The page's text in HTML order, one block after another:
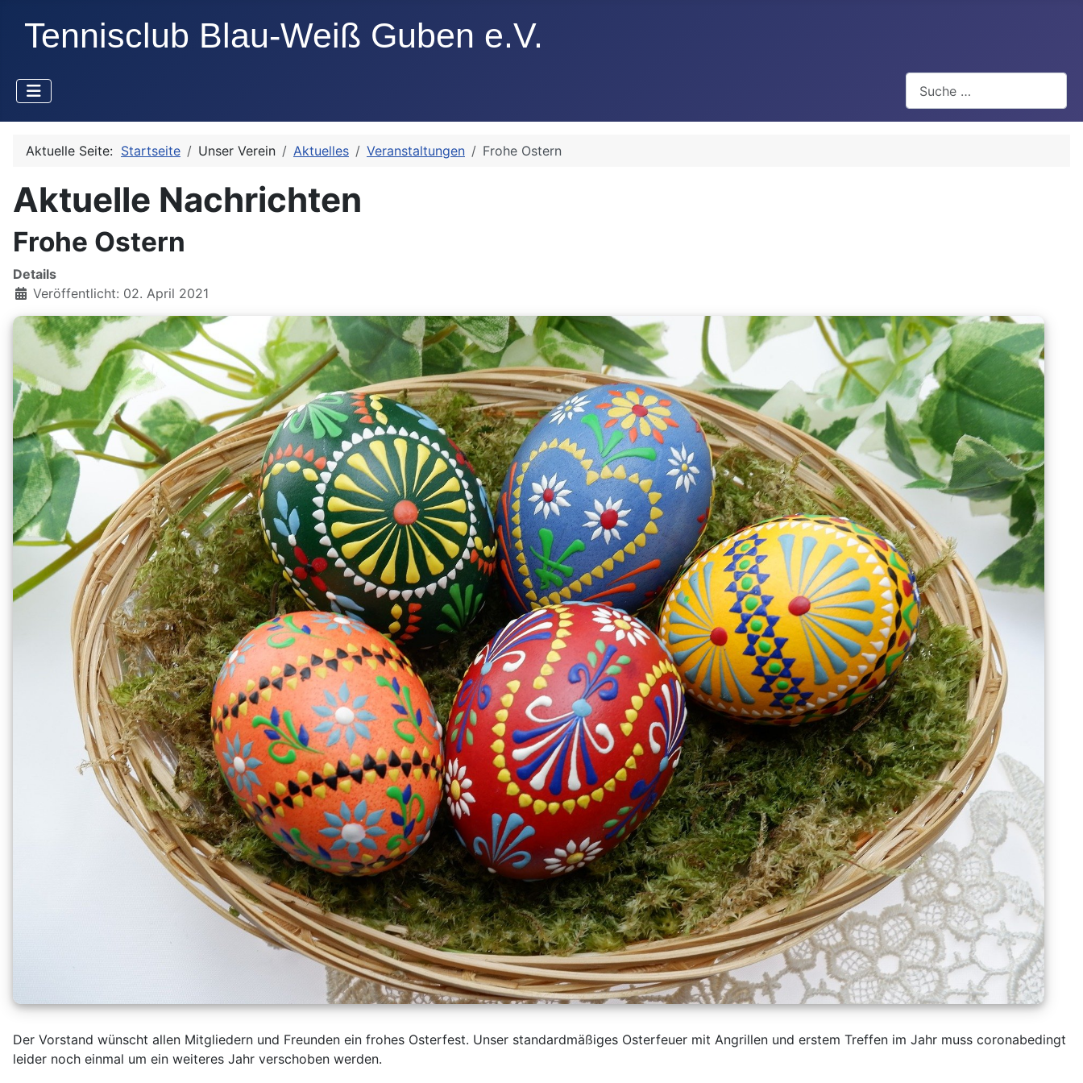
Aktuelle Seite: Startseite Unser Verein Aktuelles Veranstaltungen Frohe Ostern
Aktuelle Nachrichten
Frohe Ostern
Details
Veröffentlicht: 02. April 2021
Der Vorstand wünscht allen Mitgliedern und Freunden ein frohes Osterfest. Unser standardmäßiges Osterfeuer mit Angrillen und erstem Treffen im Jahr muss coronabedingt
leider noch einmal um ein weiteres Jahr verschoben werden.